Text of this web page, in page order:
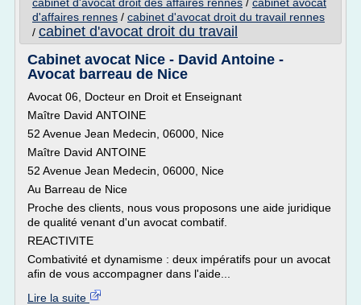
d'affaires rennes / cabinet d'avocat droit du travail rennes
/ cabinet d'avocat droit du travail
Cabinet avocat Nice - David Antoine -
Avocat barreau de Nice
Avocat 06, Docteur en Droit et Enseignant
Maître David ANTOINE
52 Avenue Jean Medecin, 06000, Nice
Maître David ANTOINE
52 Avenue Jean Medecin, 06000, Nice
Au Barreau de Nice
Proche des clients, nous vous proposons une aide juridique
de qualité venant d'un avocat combatif.
REACTIVITE
Combativité et dynamisme : deux impératifs pour un avocat
afin de vous accompagner dans l'aide...
Lire la suite